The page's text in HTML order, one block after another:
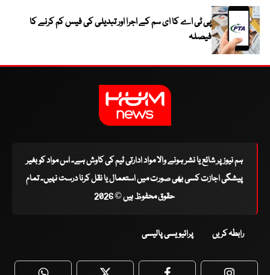
پی ٹی اے کا ای سم کے اجرا اور تبدیلی کی فیس کم کرنے کا
فیصلہ
ہم نیوز پر شائع یا نشر ہونے والا مواد ادارتی ٹیم کی کاوش ہے۔ اس مواد کو بغیر
پیشگی اجازت کسی بھی صورت میں استعمال یا نقل کرنا درست نہیں۔ تمام
حقوق محفوظ ہیں © 2026
رابطہ کریں پرائیویسی پالیسی